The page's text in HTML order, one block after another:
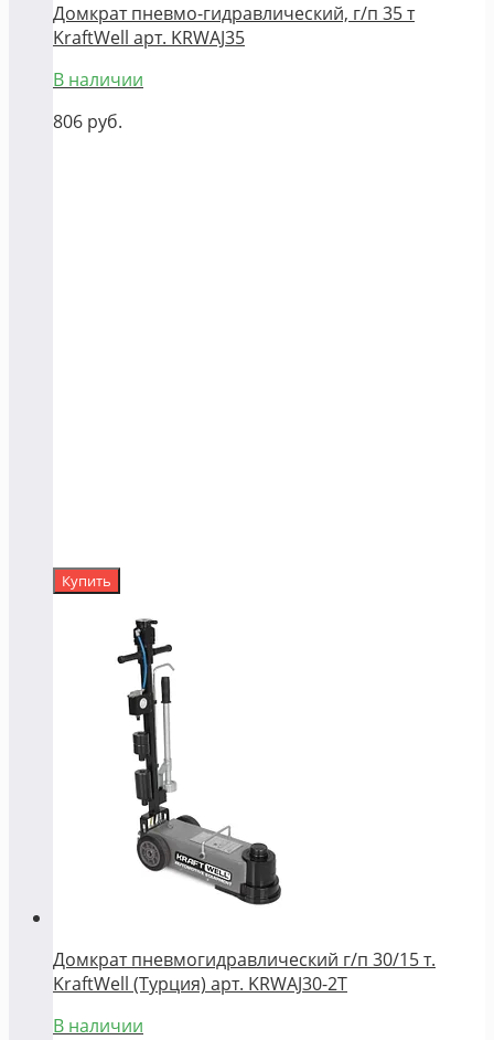
Домкрат пневмо-гидравлический, г/п 35 т
KraftWell арт. KRWAJ35
В наличии
806 руб.
Купить
Домкрат пневмогидравлический г/п 30/15 т.
KraftWell (Турция) арт. KRWAJ30-2T
В наличии